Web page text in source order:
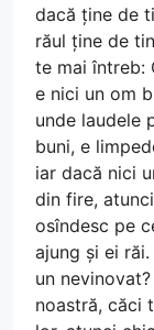
dacă ține de
răul ține de
te mai întreb:
e nici un om
unde laudele
buni, e
iar dacă nici
din fire,
osîndesc pe
ajung și ei
un
noastră, căci